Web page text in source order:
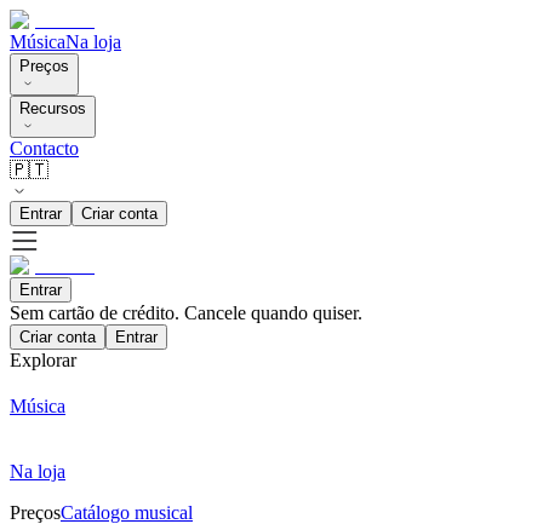
MúsicaNa loja
Preços
Recursos
Contacto
🇵🇹
Entrar Criar conta
Entrar
Sem cartão de crédito. Cancele quando quiser.
Criar conta Entrar
Explorar
Música
Na loja
PreçosCatálogo musical